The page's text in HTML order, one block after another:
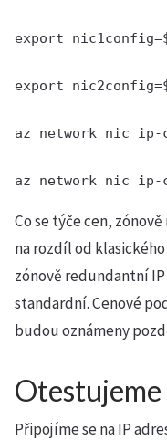
export
export
az network nic ip-
az network nic ip-
Co se týče cen,
na rozdíl od
zónově redundantní
standardní. Cenové
budou oznámeny
Otestujeme
Připojíme se na IP